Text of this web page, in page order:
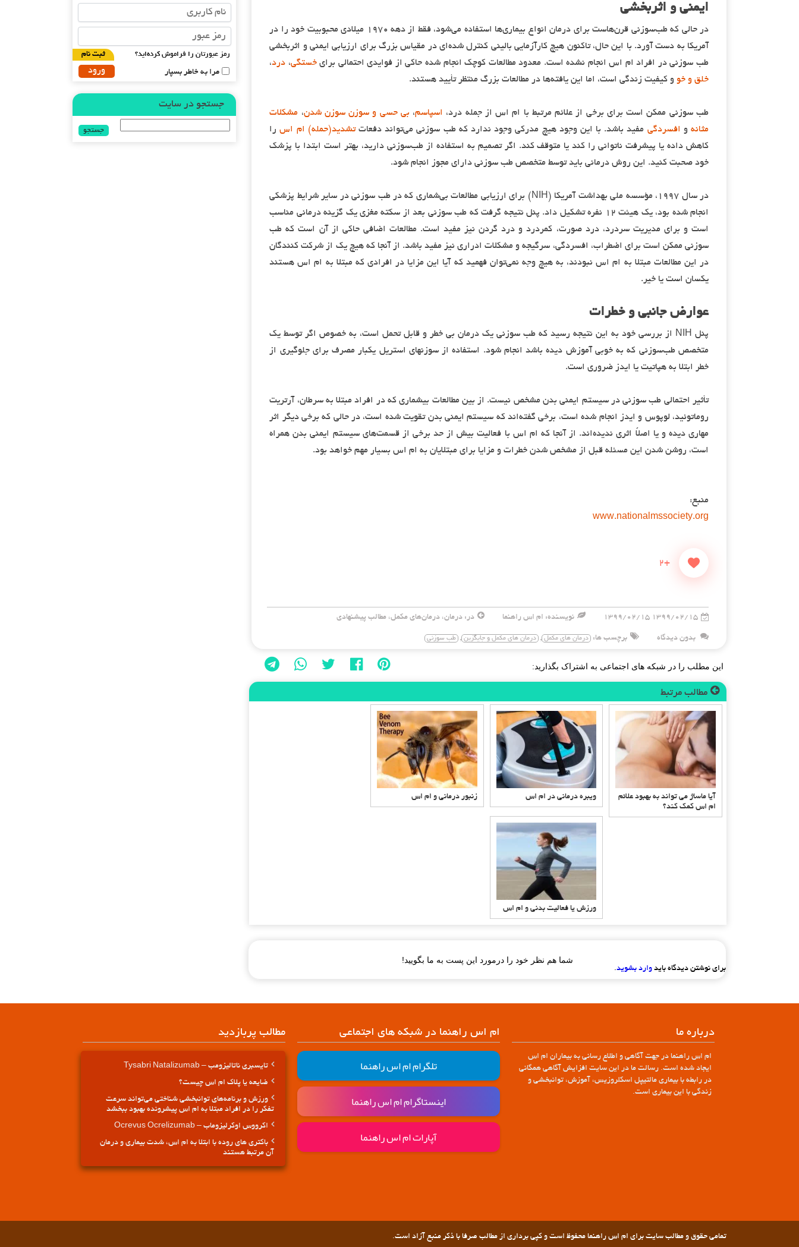
ایمنی و اثربخشی
در حالی که طب‌سوزنی قرن‌هاست برای درمان انواع بیماری‌ها استفاده می‌شود، فقط از دهه ۱۹۷۰ میلادی محبوبیت خود را در
آمریکا به دست آورد. با این حال، تاکنون هیچ کارآزمایی بالینی کنترل شده‌ای در مقیاس بزرگ برای ارزیابی ایمنی و اثربخشی
طب سوزنی در افراد ام اس انجام نشده است. معدود مطالعات کوچک انجام شده حاکی از فوایدی احتمالی برایخستگی، درد،
خلق و خو و کیفیت زندگی است، اما این یافته‌ها در مطالعات بزرگ منتظر تأیید هستند.
طب سوزنی ممکن است برای برخی از علائم مرتبط با ام اس از جمله درد، اسپاسم، بی حسی و سوزن سوزن شدن، مشکلات
مثانه و افسردگی مفید باشد. با این وجود هیچ مدرکی وجود ندارد که طب سوزنی می‌تواند دفعاتتشدید(حمله) ام اسرا
کاهش داده یا پیشرفت ناتوانی را کند یا متوقف کند. اگر تصمیم به استفاده از طب‌سوزنی دارید، بهتر است ابتدا با پزشک
خود صحبت کنید. این روش درمانی باید توسط متخصص طب سوزنی دارای مجوز انجام شود.
در سال ۱۹۹۷، مؤسسه ملی بهداشت آمریکا (NIH) برای ارزیابی مطالعات بی‌شماری که در طب سوزنی در سایر شرایط پزشکی
انجام شده بود، یک هیئت ۱۲ نفره تشکیل داد. پنل نتیجه گرفت که طب سوزنی بعد از سکته مغزی یک گزینه درمانی مناسب
است و برای مدیریت سردرد، درد صورت، کمردرد و درد گردن نیز مفید است. مطالعات اضافی حاکی از آن است که طب
سوزنی ممکن است برای اضطراب، افسردگی، سرگیجه و مشکلات ادراری نیز مفید باشد. از آنجا که هیچ یک از شرکت کنندگان
در این مطالعات مبتلا به ام اس نبودند، به هیچ وجه نمی‌توان فهمید که آیا این مزایا در افرادی که مبتلا به ام اس هستند
یکسان است یا خیر.
عوارض جانبی و خطرات
پنل NIH از بررسی خود به این نتیجه رسید که طب سوزنی یک درمان بی خطر و قابل تحمل است، به خصوص اگر توسط یک
متخصص طب‌سوزنی که به خوبی آموزش دیده باشد انجام شود. استفاده از سوزنهای استریل یکبار مصرف برای جلوگیری از
خطر ابتلا به هپاتیت یا ایدز ضروری است.
تأثیر احتمالی طب سوزنی در سیستم ایمنی بدن مشخص نیست. از بین مطالعات بیشماری که در افراد مبتلا به سرطان، آرتریت
روماتوئید، لوپوس و ایدز انجام شده است، برخی گفته‌اند که سیستم ایمنی بدن تقویت شده است، در حالی که برخی دیگر اثر
مهاری دیده و یا اصلاً اثری ندیده‌اند. از آنجا که ام اس با فعالیت بیش از حد برخی از قسمت‌های سیستم ایمنی بدن همراه
است، روشن شدن این مسئله قبل از مشخص شدن خطرات و مزایا برای مبتلایان به ام اس بسیار مهم خواهد بود.
منبع:
www.nationalmssociety.org
+2
۱۳۹۹/۰۲/۱۵ ۱۳۹۹/۰۲/۱۵ نویسنده: ام اس راهنما در: درمان، درمان‌های مکمل، مطالب پیشنهادی
بدون دیدگاه برچسب ها: درمان های مکمل , درمان های مکمل و جایگزین , طب سوزنی
این مطلب را در شبکه های اجتماعی به اشتراک بگذارید:
مطالب مرتبط
آیا ماساژ می تواند به بهبود علائم
ام اس کمک کند؟
ویبره درمانی در ام اس زنبور درمانی و ام اس
ورزش یا فعالیت بدنی و ام اس
شما هم نظر خود را درمورد این پست به ما بگویید!
برای نوشتن دیدگاه باید وارد بشوید.
مرا به خاطر بسپار
رمز عبورتان را فراموش کرده‌اید؟ ثبت نام
جستجو در سایت
برای:
درباره ما
ام اس راهنما در جهت آگاهی و اطلاع رسانی به بیماران ام اس
ایجاد شده است. رسالت ما در این سایت افزایش آگاهی همگانی
در رابطه با بیماری مالتیپل اسکلروزیس، آموزش، توانبخشی و
زندگی با این بیماری است.
ام اس راهنما در شبکه های اجتماعی
تلگرام ام اس راهنما
اینستاگرام ام اس راهنما
آپارات ام اس راهنما
مطالب پربازدید
تایسبری ناتالیزومب – Tysabri Natalizumab
ضایعه یا پلاک ام اس چیست؟
ورزش و برنامه‌های توانبخشی شناختی می‌تواند سرعت
تفکر را در افراد مبتلا به ام اس پیشرونده بهبود ببخشد
اکرووس اوکرلیزوماب – Ocrevus Ocrelizumab
باکتری های روده با ابتلا به ام اس، شدت بیماری و درمان
آن مرتبط هستند
تمامی حقوق و مطالب سایت برای ام اس راهنما محفوظ است و کپی برداری از مطالب صرفا با ذکر منبع آزاد است.